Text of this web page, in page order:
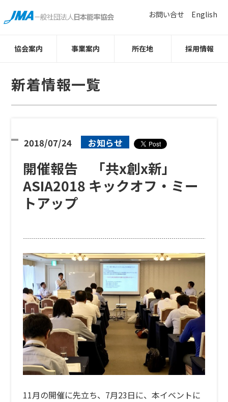
協会案内 事業案内 所在地 採用情報
お問い合せ English
新着情報一覧
開催報告 「共x創x新」
ASIA2018 キックオフ・ミー
トアップ
2018/07/24 お知らせ
11月の開催に先立ち、7月23日に、本イベントに